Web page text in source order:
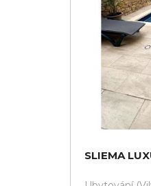
SLIEMA